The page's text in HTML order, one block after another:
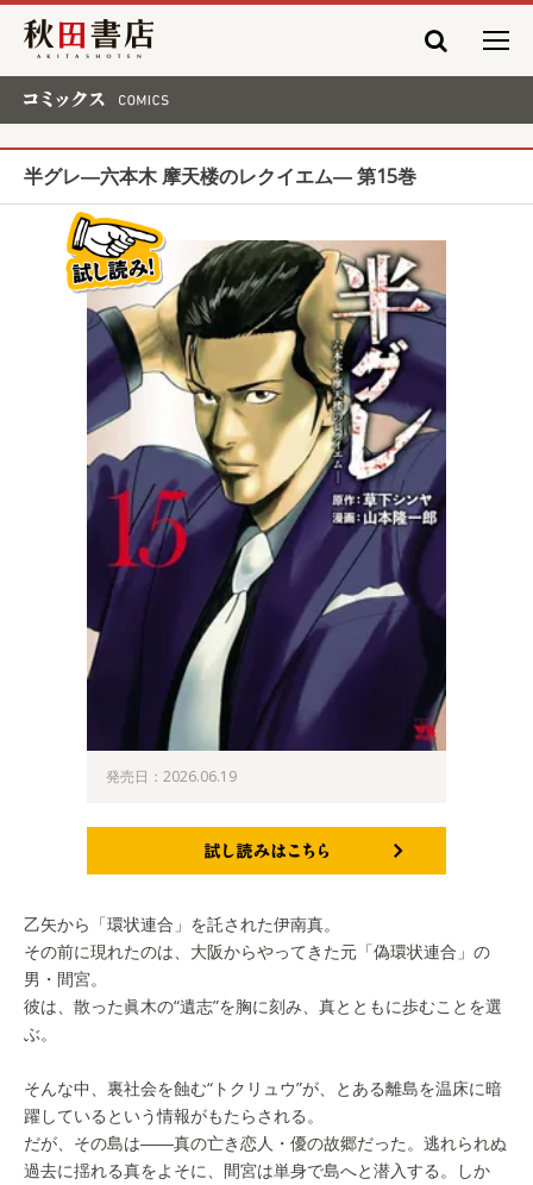
秋田書店
半グレ―六本木 摩天楼のレクイエム― 第15巻
発売日：2026.06.19
乙矢から「環状連合」を託された伊南真。
その前に現れたのは、大阪からやってきた元「偽環状連合」の
男・間宮。
彼は、散った眞木の“遺志”を胸に刻み、真とともに歩むことを選
ぶ。
そんな中、裏社会を蝕む“トクリュウ”が、とある離島を温床に暗
躍しているという情報がもたらされる。
だが、その島は――真の亡き恋人・優の故郷だった。逃れられぬ
過去に揺れる真をよそに、間宮は単身で島へと潜入する。しか